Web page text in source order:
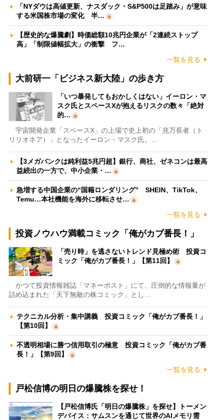
「NYダウは高値更新、ナスダック・S&P500は足踏み」が意味
する米国株市場の変化 半…
【歴史的な爆騰劇】時価総額10兆円企業が「2連続ストップ
高」「制限値幅拡大」の衝撃 フ…
一覧を見る
大前研一「ビジネス新大陸」の歩き方
「いつ暴発してもおかしくはない」イーロン・マ
スク氏とスペースXが抱えるリスクの数々「絶対
的…
宇宙開発企業「スペースX」の上場で史上初の「兆万長者（ト
リリオネア）」となったイーロン・マスク氏。…
【3メガバンクは純利益5兆円超】銀行、商社、ゼネコンは最高
益続出の一方で、中小企業・…
急増する中国企業の“国籍ロンダリング” SHEIN、TikTok、
Temu…本社機能を海外に移転させ…
一覧を見る
投資ノウハウ満載コミック「俺がカブ番長！」
「売り時」を逃さないトレンド見極め術 投資コ
ミック「俺がカブ番長！」【第11回】
かつて投資情報雑誌「マネーポスト」にて、圧倒的な情報量が
詰め込まれた「天下無敵の株コミック」とし…
テクニカル分析・集中講義 投資コミック「俺がカブ番長！」
【第10回】
不透明相場に勝つ信用取引の極意 投資コミック「俺がカブ番
長！」【第9回】
一覧を見る
戸松信博の明日の爆騰株を探せ！
【戸松信博氏「明日の爆騰株」を探せ】トーメン
デバイス：サムスンを通じて世界のAIメモリ需